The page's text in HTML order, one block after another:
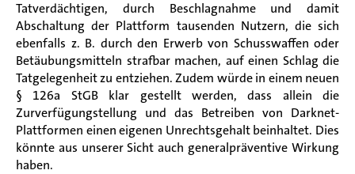
Tatverdächtigen, durch Beschlagnahme und damit
Abschaltung der Plattform tausenden Nutzern, die sich
ebenfalls z. B. durch den Erwerb von Schusswaffen oder
Betäubungsmitteln strafbar machen, auf einen Schlag die
Tatgelegenheit zu entziehen. Zudem würde in einem neuen
§ 126a StGB klar gestellt werden, dass allein die
Zurverfügungstellung und das Betreiben von Darknet-
Plattformen einen eigenen Unrechtsgehalt beinhaltet. Dies
könnte aus unserer Sicht auch generalpräventive Wirkung
haben.